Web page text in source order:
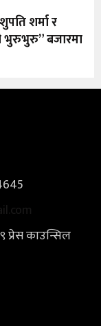
शर्मा र
भुरुभुरु” बजारमा
प्रेस काउन्सिल